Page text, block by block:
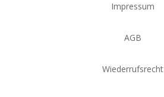
Impressum
AGB
Wiederrufsrecht